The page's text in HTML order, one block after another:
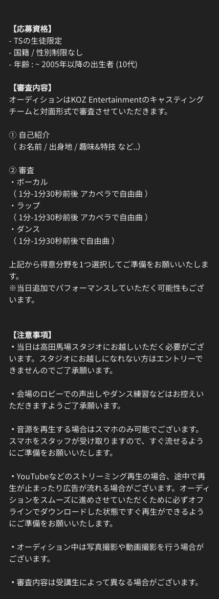
【応募資格】
- TSの生徒限定
- 国籍 / 性別制限なし
- 年齢 : ~ 2005年以降の出生者 (10代)
【審査内容】
オーディションはKOZ Entertainmentのキャスティング
チームと対面形式で審査させていただきます。
① 自己紹介
（ お名前 / 出身地 / 趣味&特技 など..）
② 審査
・ボーカル
（ 1分-1分30秒前後 アカペラで自由曲 ）
・ラップ
（ 1分-1分30秒前後 アカペラで自由曲 ）
・ダンス
（ 1分-1分30秒前後で自由曲 ）
上記から得意分野を1つ選択してご準備をお願いいたしま
す。
※当日追加でパフォーマンスしていただく可能性もござ
います。
【注意事項】
・ 当日は高田馬場スタジオにお越しいただく必要がござ
います。スタジオにお越しになれない方はエントリーで
きませんのでご了承願います。
・ 会場のロビーでの声出しやダンス練習などはお控えい
ただきますようご了承願います。
・ 音源を再生する場合はスマホのみ可能でございます。
スマホをスタッフが受け取りますので、すぐ流せるよう
にご準備をお願いいたします。
・ YouTubeなどのストリーミング再生の場合、途中で再
生が止まったり広告が流れる場合がございます。オーディ
ションをスムーズに進めさせていただくために必ずオフ
ラインでダウンロードした状態ですぐ再生ができるよう
にご準備をお願いいたします。
・ オーディション中は写真撮影や動画撮影を行う場合が
ございます。
・ 審査内容は受講生によって異なる場合がございます。